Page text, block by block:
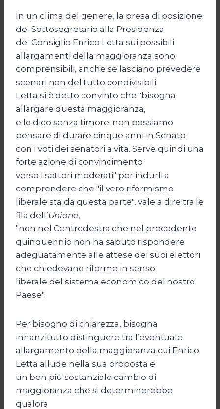
In un clima del genere, la presa di posizione
del Sottosegretario alla Presidenza
del Consiglio Enrico Letta sui possibili
allargamenti della maggioranza sono
comprensibili, anche se lasciano prevedere
scenari non del tutto condivisibili.
Letta si è detto convinto che "bisogna
allargare questa maggioranza,
e lo dico senza timore: non possiamo
pensare di durare cinque anni in Senato
con i voti dei senatori a vita. Serve quindi una
forte azione di convincimento
verso i settori moderati" per indurli a
comprendere che "il vero riformismo
liberale sta da questa parte", vale a dire tra le
fila dell’Unione,
"non nel Centrodestra che nel precedente
quinquennio non ha saputo rispondere
adeguatamente alle attese dei suoi elettori
che chiedevano riforme in senso
liberale del sistema economico del nostro
Paese".
Per bisogno di chiarezza, bisogna
innanzitutto distinguere tra l’eventuale
allargamento della maggioranza cui Enrico
Letta allude nella sua proposta e
un ben più sostanziale cambio di
maggioranza che si determinerebbe
qualora